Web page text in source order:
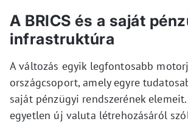
A BRICS és a saját
infrastruktúra
A változás egyik legfontosabb
országcsoport, amely egyre
saját pénzügyi rendszerének elemeit.
egyetlen új valuta létrehozásáról